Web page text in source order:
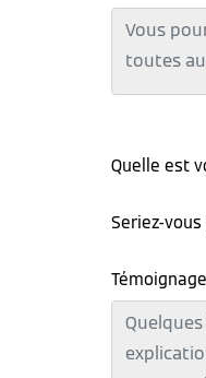
Quelle est
Seriez-